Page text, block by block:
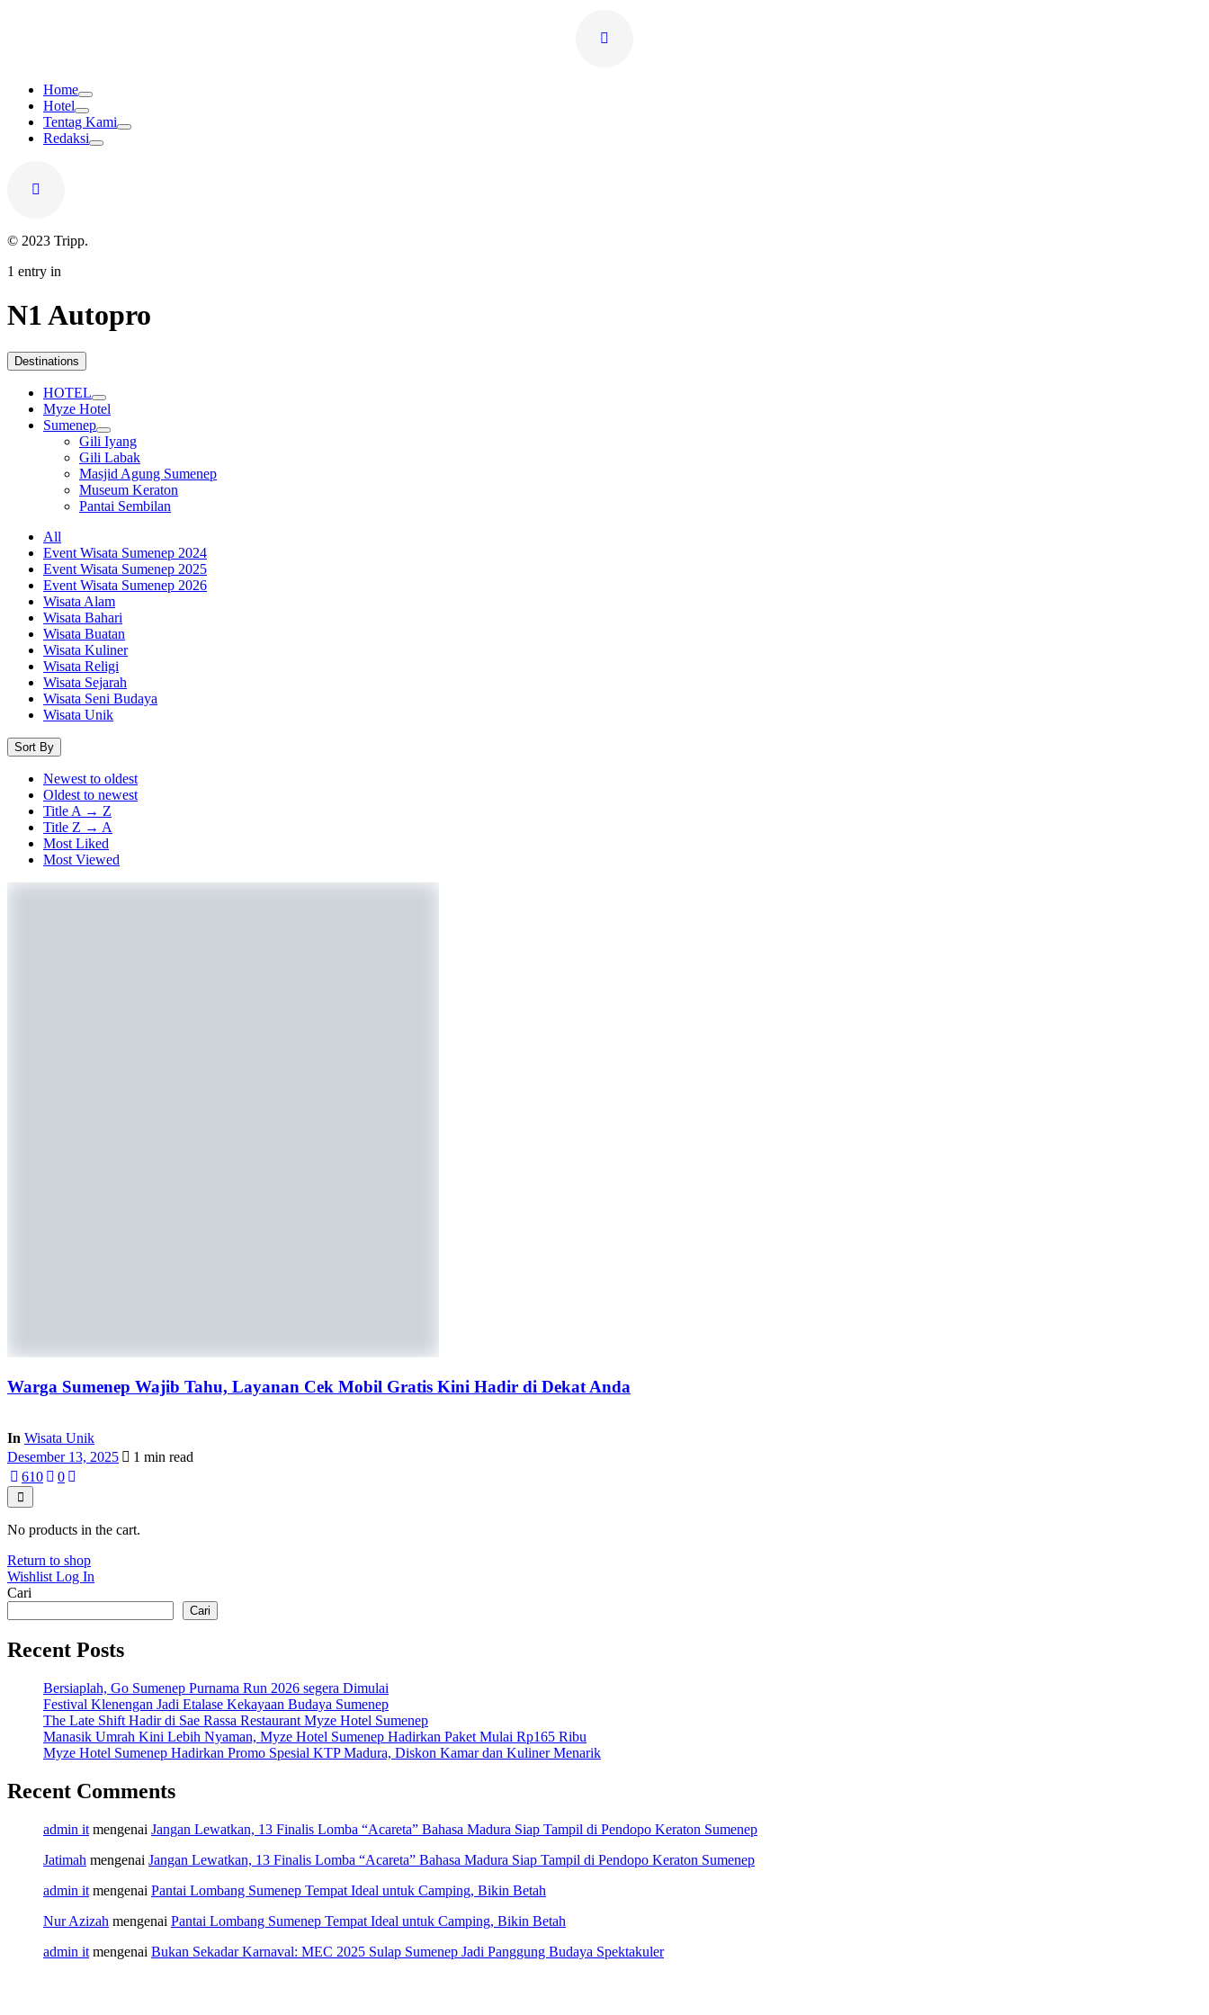
Home
Hotel
Tentag Kami
Redaksi
© 2023 Tripp.
1 entry in
N1 Autopro
Destinations
HOTEL
Myze Hotel
Sumenep
Gili Iyang
Gili Labak
Masjid Agung Sumenep
Museum Keraton
Pantai Sembilan
All
Event Wisata Sumenep 2024
Event Wisata Sumenep 2025
Event Wisata Sumenep 2026
Wisata Alam
Wisata Bahari
Wisata Buatan
Wisata Kuliner
Wisata Religi
Wisata Sejarah
Wisata Seni Budaya
Wisata Unik
Sort By
Newest to oldest
Oldest to newest
Title A → Z
Title Z → A
Most Liked
Most Viewed
Warga Sumenep Wajib Tahu, Layanan Cek Mobil Gratis Kini Hadir di Dekat Anda
In Wisata Unik
Desember 13, 2025
1 min read
610 0
No products in the cart.
Return to shop
Wishlist Log In
Cari
Cari
Recent Posts
Bersiaplah, Go Sumenep Purnama Run 2026 segera Dimulai
Festival Klenengan Jadi Etalase Kekayaan Budaya Sumenep
The Late Shift Hadir di Sae Rassa Restaurant Myze Hotel Sumenep
Manasik Umrah Kini Lebih Nyaman, Myze Hotel Sumenep Hadirkan Paket Mulai Rp165 Ribu
Myze Hotel Sumenep Hadirkan Promo Spesial KTP Madura, Diskon Kamar dan Kuliner Menarik
Recent Comments
admin it mengenai Jangan Lewatkan, 13 Finalis Lomba “Acareta” Bahasa Madura Siap Tampil di Pendopo Keraton Sumenep
Jatimah mengenai Jangan Lewatkan, 13 Finalis Lomba “Acareta” Bahasa Madura Siap Tampil di Pendopo Keraton Sumenep
admin it mengenai Pantai Lombang Sumenep Tempat Ideal untuk Camping, Bikin Betah
Nur Azizah mengenai Pantai Lombang Sumenep Tempat Ideal untuk Camping, Bikin Betah
admin it mengenai Bukan Sekadar Karnaval: MEC 2025 Sulap Sumenep Jadi Panggung Budaya Spektakuler